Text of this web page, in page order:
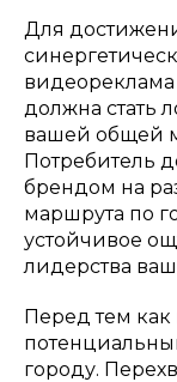
Для
видеореклама
должна стать
вашей общей
Потребитель
брендом на
маршрута по
устойчивое
лидерства
Перед тем как
городу.